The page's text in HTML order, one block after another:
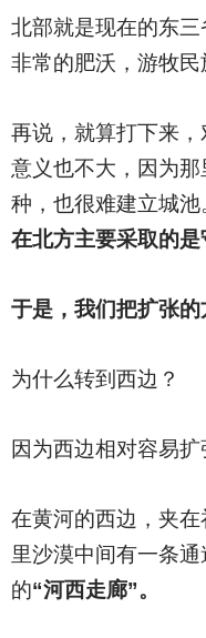
北部就是现在的东
非常的肥沃，游牧民
再说，就算打下来，
意义也不大，因为
种，也很难建立城池
在北方主要采取的是
于是，我们把扩张的
为什么转到西边？
因为西边相对容易扩
在黄河的西边，夹
里沙漠中间有一条
的“河西走廊”。